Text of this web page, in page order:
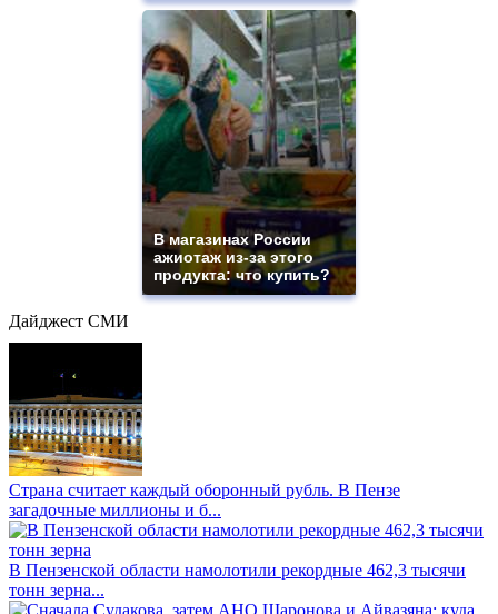
В магазинах России
ажиотаж из-за этого
продукта: что купить?
Дайджест СМИ
Страна считает каждый оборонный рубль. В Пензе
загадочные миллионы и б...
В Пензенской области намолотили рекордные 462,3 тысячи
тонн зерна...